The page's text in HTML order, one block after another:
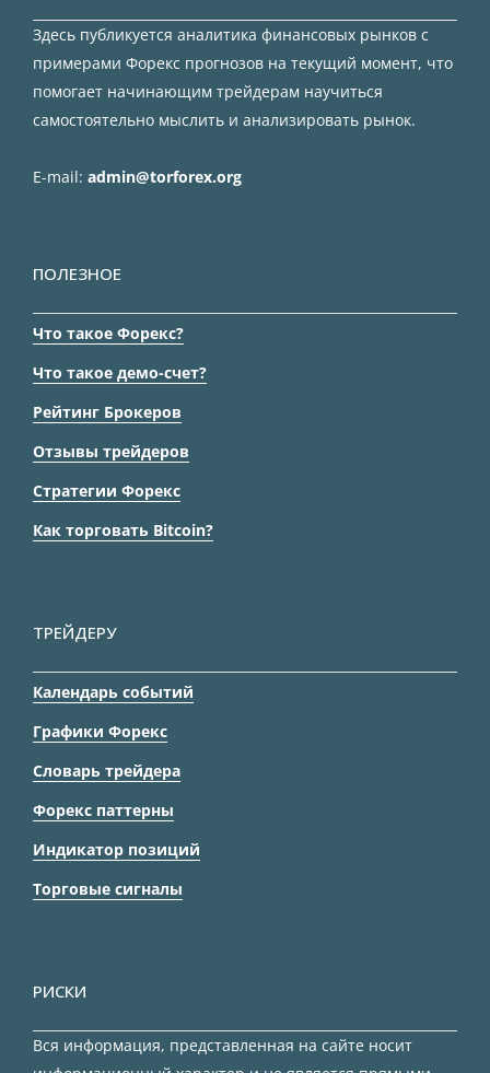
Здесь публикуется аналитика финансовых рынков с
примерами Форекс прогнозов на текущий момент, что
помогает начинающим трейдерам научиться
самостоятельно мыслить и анализировать рынок.
E-mail: admin@torforex.org
ПОЛЕЗНОЕ
Что такое Форекс?
Что такое демо-счет?
Рейтинг Брокеров
Отзывы трейдеров
Стратегии Форекс
Как торговать Bitcoin?
ТРЕЙДЕРУ
Календарь событий
Графики Форекс
Словарь трейдера
Форекс паттерны
Индикатор позиций
Торговые сигналы
РИСКИ
Вся информация, представленная на сайте носит